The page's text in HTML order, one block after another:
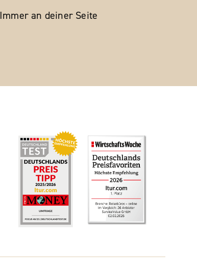
Immer an deiner Seite